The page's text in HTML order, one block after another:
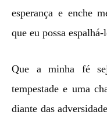
esperança e enche
que eu possa
Que a minha fé
tempestade e uma
diante das